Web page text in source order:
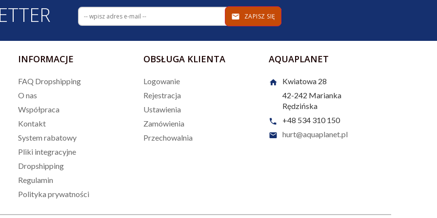
ZAPISZ SIĘ
INFORMACJE
FAQ Dropshipping
O nas
Współpraca
Kontakt
System rabatowy
Pliki integracyjne
Dropshipping
Regulamin
Polityka prywatności
OBSŁUGA KLIENTA
Logowanie
Rejestracja
Ustawienia
Zamówienia
Przechowalnia
AQUAPLANET
Kwiatowa 28
42-242 Marianka
Rędzińska
+48 534 310 150
hurt@aquaplanet.pl